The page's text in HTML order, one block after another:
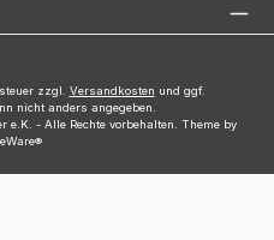
zzgl. Versandkosten und ggf.
nicht anders angegeben.
- Alle Rechte vorbehalten. Theme by